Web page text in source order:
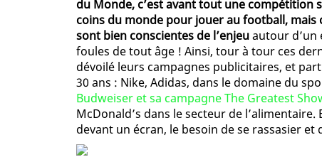
du Monde, c’est avant tout une compétition
coins du monde pour jouer au football, mais
sont bien conscientes de l’enjeuautour d’un
foules de tout âge ! Ainsi, tour à tour ces
dévoilé leurs campagnes publicitaires, et
30 ans : Nike, Adidas, dans le domaine du
Budweiser et sa campagne The Greatest
McDonald’s dans le secteur de
devant un écran, le besoin de se rassasier et